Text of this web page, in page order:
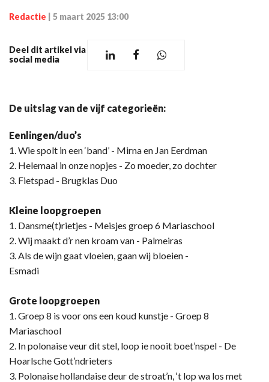
Redactie 5 maart 2025 13:00
Deel dit artikel via
social media
De uitslag van de vijf categorieën:
Eenlingen/duo’s
1. Wie spolt in een ‘band’ - Mirna en Jan Eerdman
2. Helemaal in onze nopjes - Zo moeder, zo dochter
3. Fietspad - Brugklas Duo
Kleine loopgroepen
1. Dansme(t)rietjes - Meisjes groep 6 Mariaschool
2. Wij maakt d’r nen kroam van - Palmeiras
3. Als de wijn gaat vloeien, gaan wij bloeien -
Esmadi
Grote loopgroepen
1. Groep 8 is voor ons een koud kunstje - Groep 8
Mariaschool
2. In polonaise veur dit stel, loop ie nooit boet’nspel - De
Hoarlsche Gott’ndrieters
3. Polonaise hollandaise deur de stroat’n, ‘t lop wa los met